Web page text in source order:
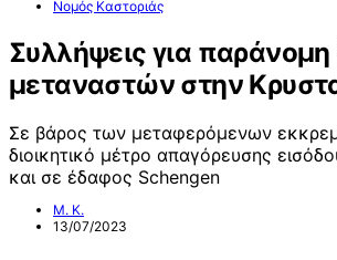
Νομός Καστοριάς
Συλλήψεις για παράνομη
μεταναστών στην
Σε βάρος των μεταφερόμενων
διοικητικό μέτρο απαγόρευσης
και σε έδαφος Schengen
Μ. Κ.
13/07/2023